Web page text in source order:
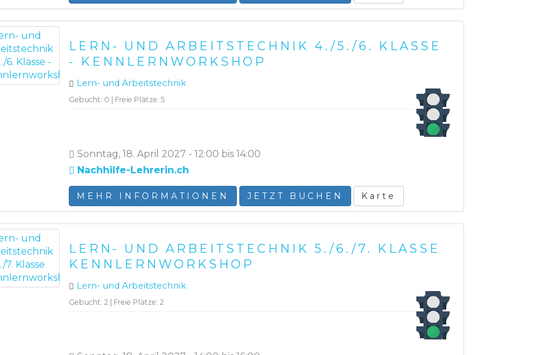
LERN- UND ARBEITSTECHNIK 4./5./6. KLASSE
- KENNLERNWORKSHOP
Lern- und Arbeitstechnik
Gebucht: 0 | Freie Plätze: 5
Sonntag, 18. April 2027 - 12:00 bis 14:00
Nachhilfe-Lehrerin.ch
MEHR INFORMATIONEN JETZT BUCHEN Karte
LERN- UND ARBEITSTECHNIK 5./6./7. KLASSE
KENNLERNWORKSHOP
Lern- und Arbeitstechnik
Gebucht: 2 | Freie Plätze: 2